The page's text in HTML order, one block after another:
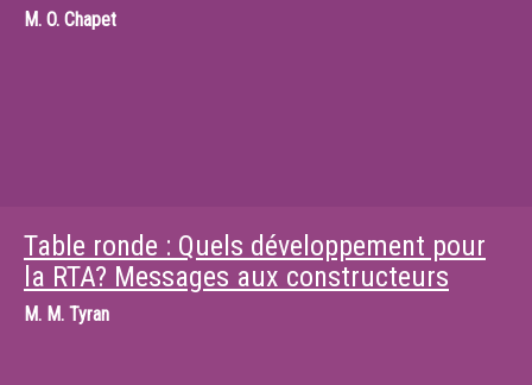
M. O. Chapet
Table ronde : Quels développement pour
la RTA? Messages aux constructeurs
M. M. Tyran